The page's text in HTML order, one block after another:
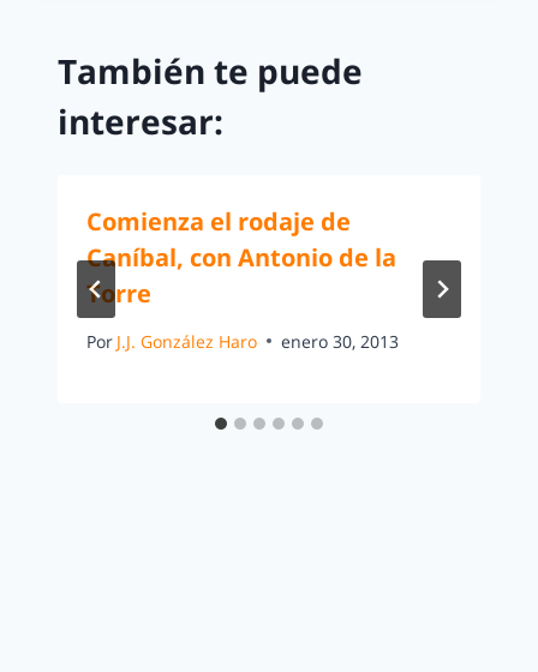
También te puede
interesar:
Comienza el rodaje de
Caníbal, con Antonio de la
Torre
Por J.J. González Haro enero 30, 2013